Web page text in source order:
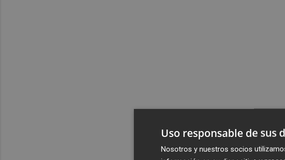
Uso responsable de sus
Nosotros y nuestros socios